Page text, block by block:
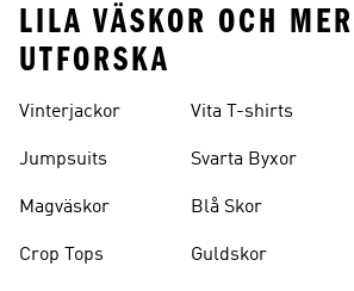
LILA VÄSKOR OCH
UTFORSKA
Vinterjackor
Jumpsuits
Magväskor
Crop Tops
Vita T-shirts
Svarta Byxor
Blå Skor
Guldskor